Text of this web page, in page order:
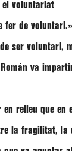
el voluntariat
fer de
ser voluntari,
va
en relleu que en
la fragilitat, la